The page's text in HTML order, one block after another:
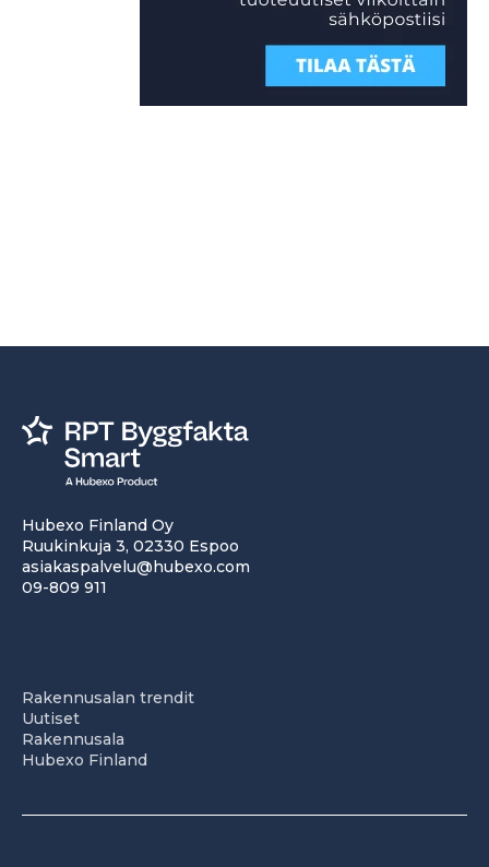
Hubexo Finland Oy
Ruukinkuja 3, 02330 Espoo
asiakaspalvelu@hubexo.com
09-809 911
Rakennusalan trendit
Uutiset
Rakennusala
Hubexo Finland